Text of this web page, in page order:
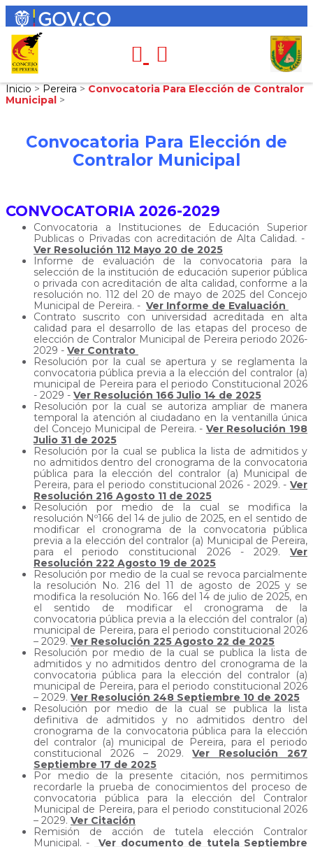
Inicio > Pereira > Convocatoria Para Elección de Contralor
Municipal >
Convocatoria Para Elección de
Contralor Municipal
CONVOCATORIA 2026-2029
Convocatoria a Instituciones de Educación Superior
Publicas o Privadas con acreditación de Alta Calidad. -
Ver Resolución 112 Mayo 20 de 2025
Informe de evaluación de la convocatoria para la
selección de la institución de educación superior pública
o privada con acreditación de alta calidad, conforme a la
resolución no. 112 del 20 de mayo de 2025 del Concejo
Municipal de Pereira. - Ver Informe de Evaluación
Contrato suscrito con universidad acreditada en alta
calidad para el desarrollo de las etapas del proceso de
elección de Contralor Municipal de Pereira periodo 2026-
2029 - Ver Contrato
Resolución por la cual se apertura y se reglamenta la
convocatoria pública previa a la elección del contralor (a)
municipal de Pereira para el periodo Constitucional 2026
- 2029 - Ver Resolución 166 Julio 14 de 2025
Resolución por la cual se autoriza ampliar de manera
temporal la atención al ciudadano en la ventanilla única
del Concejo Municipal de Pereira. - Ver Resolución 198
Julio 31 de 2025
Resolución por la cual se publica la lista de admitidos y
no admitidos dentro del cronograma de la convocatoria
pública para la elección del contralor (a) Municipal de
Pereira, para el periodo constitucional 2026 - 2029. - Ver
Resolución 216 Agosto 11 de 2025
Resolución por medio de la cual se modifica la
resolución Nº166 del 14 de julio de 2025, en el sentido de
modificar el cronograma de la convocatoria pública
previa a la elección del contralor (a) Municipal de Pereira,
para el periodo constitucional 2026 - 2029. Ver
Resolución 222 Agosto 19 de 2025
Resolución por medio de la cual se revoca parcialmente
la resolución No. 216 del 11 de agosto de 2025 y se
modifica la resolución No. 166 del 14 de julio de 2025, en
el sentido de modificar el cronograma de la
convocatoria pública previa a la elección del contralor (a)
municipal de Pereira, para el periodo constitucional 2026
– 2029. Ver Resolución 225 Agosto 22 de 2025
Resolución por medio de la cual se publica la lista de
admitidos y no admitidos dentro del cronograma de la
convocatoria pública para la elección del contralor (a)
municipal de Pereira, para el periodo constitucional 2026
– 2029. Ver Resolución 248 Septiembre 10 de 2025
Resolución por medio de la cual se publica la lista
definitiva de admitidos y no admitidos dentro del
cronograma de la convocatoria pública para la elección
del contralor (a) municipal de Pereira, para el periodo
constitucional 2026 – 2029.Ver Resolución 267
Septiembre 17 de 2025
Por medio de la presente citación, nos permitimos
recordarle la prueba de conocimientos del proceso de
convocatoria pública para la elección del Contralor
Municipal de Pereira, para el periodo constitucional 2026
– 2029. Ver Citación
Remisión de acción de tutela elección Contralor
Municipal. -
Ver documento de tutela Septiembre